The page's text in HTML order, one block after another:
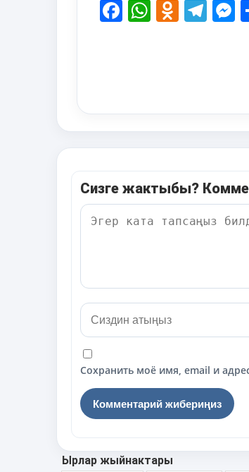
Facebook
Сизге жактыбы?
Сохранить моё имя, email и
Ырлар жыйнактары